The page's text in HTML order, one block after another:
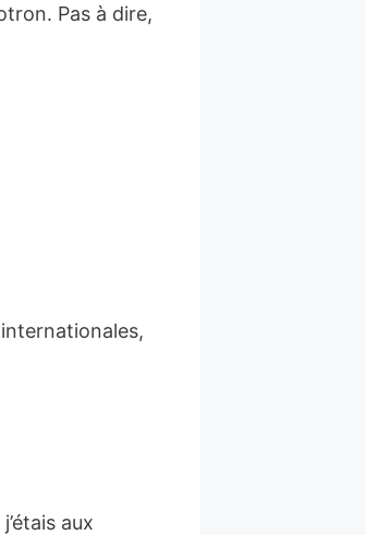
Pas à dire,
aux